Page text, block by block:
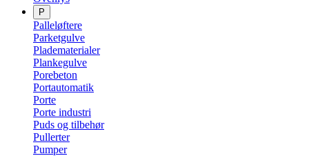
P
Palleløftere
Parketgulve
Pladematerialer
Plankegulve
Porebeton
Portautomatik
Porte
Porte industri
Puds og tilbehør
Pullerter
Pumper